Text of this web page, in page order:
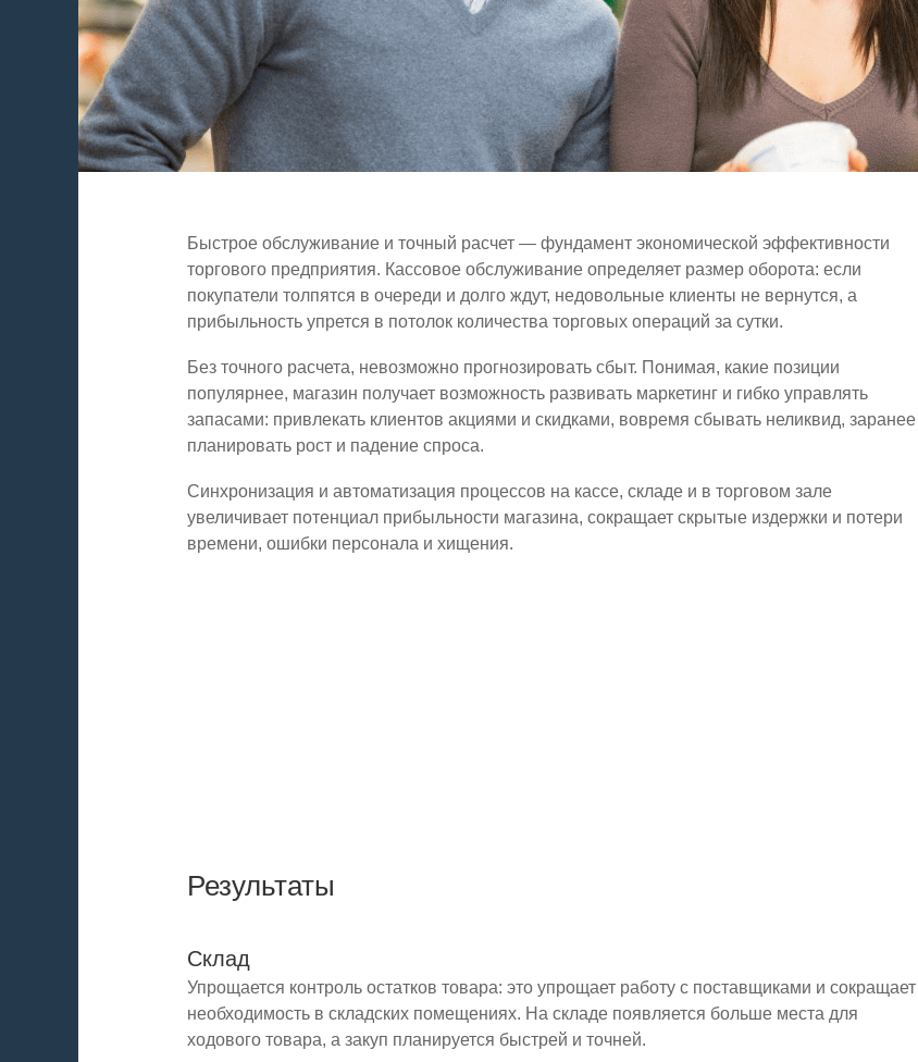
Быстрое обслуживание и точный расчет — фундамент экономической эффективности
торгового предприятия. Кассовое обслуживание определяет размер оборота: если
покупатели толпятся в очереди и долго ждут, недовольные клиенты не вернутся, а
прибыльность упрется в потолок количества торговых операций за сутки.
Без точного расчета, невозможно прогнозировать сбыт. Понимая, какие позиции
популярнее, магазин получает возможность развивать маркетинг и гибко управлять
запасами: привлекать клиентов акциями и скидками, вовремя сбывать неликвид, заранее
планировать рост и падение спроса.
Синхронизация и автоматизация процессов на кассе, складе и в торговом зале
увеличивает потенциал прибыльности магазина, сокращает скрытые издержки и потери
времени, ошибки персонала и хищения.
Результаты
Склад
Упрощается контроль остатков товара: это упрощает работу с поставщиками и сокращает
необходимость в складских помещениях. На складе появляется больше места для
ходового товара, а закуп планируется быстрей и точней.